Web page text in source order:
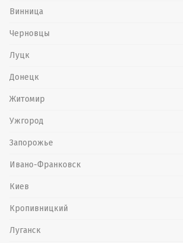
Винница
Черновцы
Луцк
Донецк
Житомир
Ужгород
Запорожье
Ивано-Франковск
Киев
Кропивницкий
Луганск